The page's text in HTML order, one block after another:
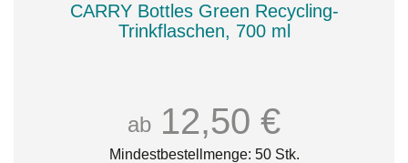
CARRY Bottles Green Recycling-
Trinkflaschen, 700 ml
ab 12,50 €
Mindestbestellmenge: 50 Stk.